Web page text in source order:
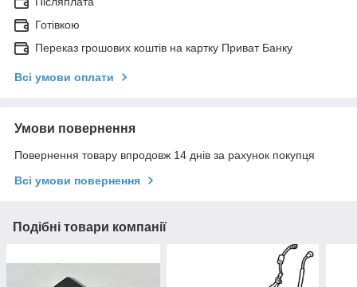
Готівкою
Переказ грошових коштів на картку Приват Банку
Всі умови оплати
Умови повернення
Повернення товару впродовж 14 днів за рахунок покупця
Всі умови повернення
Подібні товари компанії